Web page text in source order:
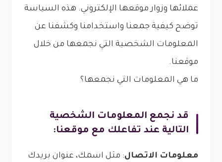
عملائها وزوار موقعها الإلكتروني. هذه السياسة
توضح كيفية جمعنا واستخدامنا وكشفنا عن
المعلومات الشخصية التي نجمعها من خلال
موقعنا.
ما هي المعلومات التي نجمعها؟
قد نجمع المعلومات الشخصية
التالية عند تفاعلك مع موقعنا:
معلومات الاتصال: مثل اسمك، عنوان بريدك